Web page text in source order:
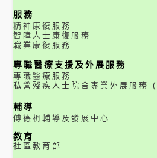
服務
精神康復服務
智障人士康復服務
職業康復服務
專職醫療支援及外展服務
專職醫療服務
私營殘疾人士院舍專業外展服務
輔導
傅德枬輔導及發展中心
教育
社區教育部